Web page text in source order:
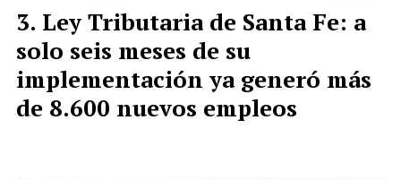
Ley Tributaria de Santa Fe: a
solo seis meses de su
implementación ya generó más
de 8.600 nuevos empleos